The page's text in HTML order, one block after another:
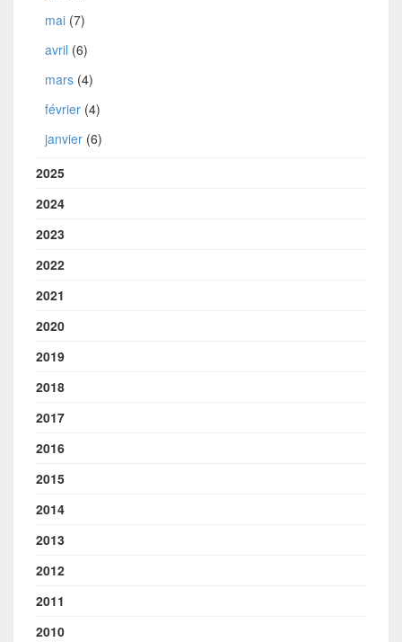
mai (7)
avril (6)
mars (4)
février (4)
janvier (6)
2025
2024
2023
2022
2021
2020
2019
2018
2017
2016
2015
2014
2013
2012
2011
2010